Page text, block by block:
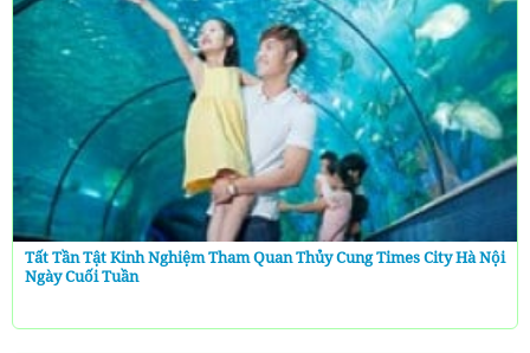
Tất Tần Tật Kinh Nghiệm Tham Quan Thủy Cung Times City Hà Nội
Ngày Cuối Tuần